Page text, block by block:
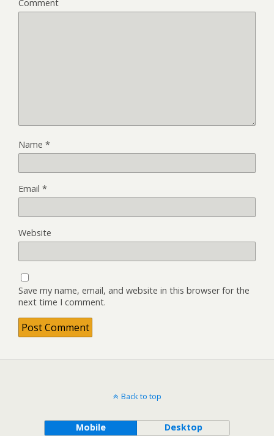
Comment
Name *
Email *
Website
Save my name, email, and website in this browser for the
next time I comment.
Back to top
Mobile Desktop